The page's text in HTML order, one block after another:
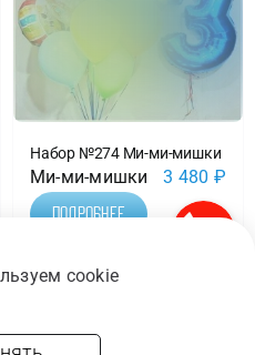
Набор №274 Ми-ми-мишки
Ми-ми-мишки 3 480 ₽
Подробнее
cookie